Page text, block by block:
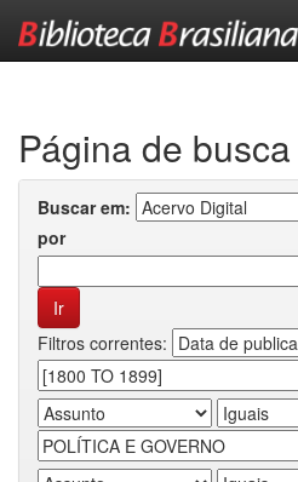
Página de busca
Buscar em:
por
Filtros correntes: